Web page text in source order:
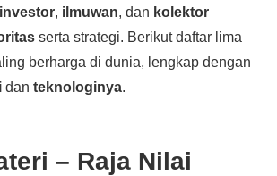
investor, ilmuwan, dan kolektor
serta strategi. Berikut daftar lima
berharga di dunia, lengkap dengan
dan teknologinya.
– Raja Nilai